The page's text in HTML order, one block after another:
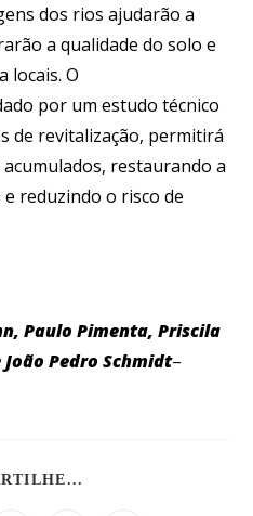
dos rios ajudarão a
a qualidade do solo e
locais. O
por um estudo técnico
de revitalização, permitirá
restaurando a
reduzindo o risco de
Paulo Pimenta, Priscila
Pedro Schmidt–